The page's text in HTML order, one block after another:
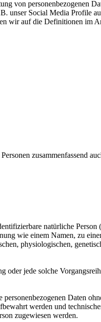
von personenbezogenen
unser Social Media Profile
wir auf die Definitionen im
zusammenfassend
natürliche
wie einem Namen, zu
physiologischen,
oder jede solche
Daten
werden und
zugewiesen werden.